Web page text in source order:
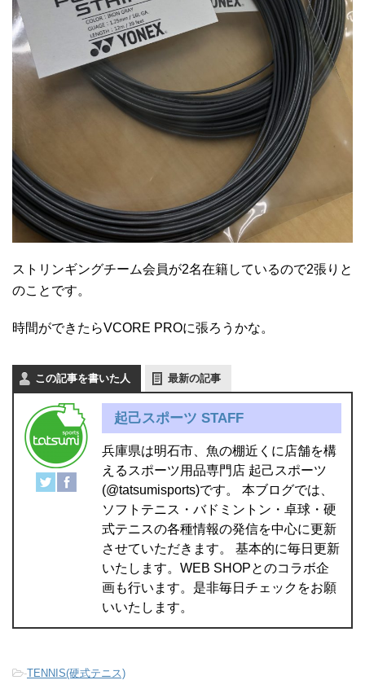
ストリンギングチーム会員が2名在籍しているので2張りと
のことです。
時間ができたらVCORE PROに張ろうかな。
この記事を書いた人 最新の記事
起己スポーツ STAFF
兵庫県は明石市、魚の棚近くに店舗を構
えるスポーツ用品専門店 起己スポーツ
(@tatsumisports)です。 本ブログでは、
ソフトテニス・バドミントン・卓球・硬
式テニスの各種情報の発信を中心に更新
させていただきます。 基本的に毎日更新
いたします。WEB SHOPとのコラボ企
画も行います。是非毎日チェックをお願
いいたします。
-TENNIS(硬式テニス)